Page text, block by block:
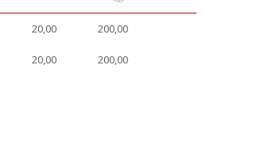
20,00 200,00
20,00 200,00